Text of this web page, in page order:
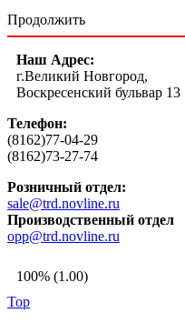
Продолжить
Наш Адрес:
г.Великий Новгород,
Воскресенский бульвар 13
Телефон:
(8162)77-04-29
(8162)73-27-74
Розничный отдел:
sale@trd.novline.ru
Производственный отдел
opp@trd.novline.ru
100% (1.00)
Top